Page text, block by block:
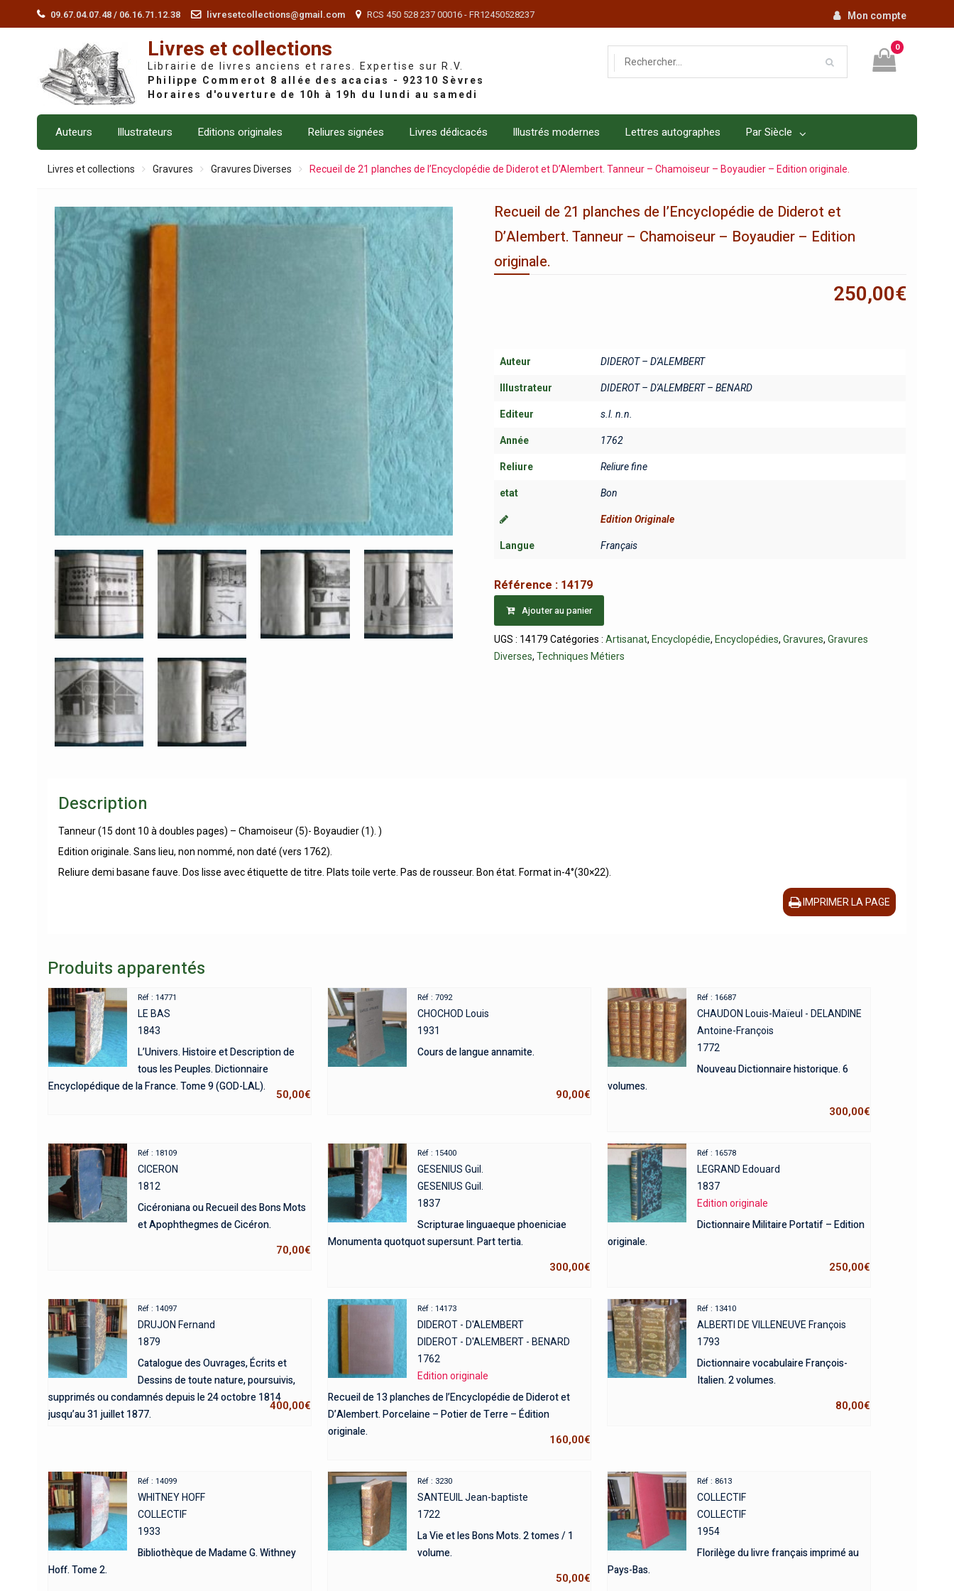
09.67.04.07.48 / 06.16.71.12.38 livresetcollections@gmail.com RCS 450 528 237 00016 - FR12450528237 Mon compte
Livres et collections
Librairie de livres anciens et rares. Expertise sur R.V.
0
Auteurs Illustrateurs Editions originales Reliures signées Livres dédicacés Illustrés modernes Lettres autographes Par Siècle
Livres et collections Gravures Gravures Diverses Recueil de 21 planches de l’Encyclopédie de Diderot et D’Alembert. Tanneur – Chamoiseur – Boyaudier – Edition originale.
Recueil de 21 planches de l’Encyclopédie de Diderot et
D’Alembert. Tanneur – Chamoiseur – Boyaudier – Edition
originale.
250,00€
Auteur DIDEROT – D'ALEMBERT
Illustrateur DIDEROT – D'ALEMBERT – BENARD
Editeur s.l. n.n.
Année 1762
Reliure Reliure fine
etat Bon
Edition Originale
Langue Français
Référence : 14179
Ajouter au panier
UGS : 14179 Catégories :Artisanat, Encyclopédie, Encyclopédies,Gravures,Gravures
Diverses,Techniques Métiers
Description
Tanneur (15 dont 10 à doubles pages) – Chamoiseur (5)- Boyaudier (1). )
Edition originale. Sans lieu, non nommé, non daté (vers 1762).
Reliure demi basane fauve. Dos lisse avec étiquette de titre. Plats toile verte. Pas de rousseur. Bon état. Format in-4°(30×22).
IMPRIMER LA PAGE
Produits apparentés
Réf : 14771
LE BAS
1843
L’Univers. Histoire et Description de
tous les Peuples. Dictionnaire
Encyclopédique de la France. Tome 9 (GOD-LAL).
50,00€
Réf : 7092
CHOCHOD Louis
1931
Cours de langue annamite.
90,00€
Réf : 16687
CHAUDON Louis-Maïeul - DELANDINE
Antoine-François
1772
Nouveau Dictionnaire historique. 6
volumes.
300,00€
Réf : 18109
CICERON
1812
Cicéroniana ou Recueil des Bons Mots
et Apophthegmes de Cicéron.
70,00€
Réf : 15400
GESENIUS Guil.
GESENIUS Guil.
1837
Scripturae linguaeque phoeniciae
Monumenta quotquot supersunt. Part tertia.
300,00€
Réf : 16578
LEGRAND Edouard
1837
Edition originale
Dictionnaire Militaire Portatif – Edition
originale.
250,00€
Réf : 14097
DRUJON Fernand
1879
Catalogue des Ouvrages, Écrits et
Dessins de toute nature, poursuivis,
supprimés ou condamnés depuis le 24 octobre 1814
jusqu’au 31 juillet 1877.
400,00€
Réf : 14173
DIDEROT - D'ALEMBERT
DIDEROT - D'ALEMBERT - BENARD
1762
Edition originale
Recueil de 13 planches de l’Encyclopédie de Diderot et
D’Alembert. Porcelaine – Potier de Terre – Édition
originale.
160,00€
Réf : 13410
ALBERTI DE VILLENEUVE François
1793
Dictionnaire vocabulaire François-
Italien. 2 volumes.
80,00€
Réf : 14099
WHITNEY HOFF
COLLECTIF
1933
Bibliothèque de Madame G. Withney
Hoff. Tome 2.
Réf : 3230
SANTEUIL Jean-baptiste
1722
La Vie et les Bons Mots. 2 tomes / 1
volume.
50,00€
Réf : 8613
COLLECTIF
COLLECTIF
1954
Florilège du livre français imprimé au
Pays-Bas.